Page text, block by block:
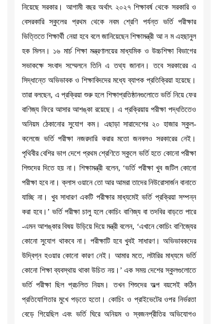
নিয়েছে সরকার। আগামী বছর অর্থাৎ ২০২৭ শিক্ষাবর্ষ থেকে সরকারি ও
বেসরকারি স্কুলের প্রথম থেকে নবম শ্রেণি পর্যন্ত ভর্তি পরীক্ষার
ভিত্তিতে শিক্ষার্থী নেয়া হবে বলে জানিয়েছেন শিক্ষামন্ত্রী আ ন ম এহছানুল
হক মিলন। ১৬ মার্চ শিক্ষা মন্ত্রণালয়ের মাধ্যমিক ও উচ্চশিক্ষা বিভাগের
সভাকক্ষে সংবাদ সম্মেলনে তিনি এ তথ্য জানান। তবে সরকারের এ
সিদ্ধান্তে অভিভাবক ও শিক্ষাবিদদের মধ্যে ব্যাপক প্রতিক্রিয়া হয়েছে।
তারা বলছেন, এ প্রক্রিয়া শুরু হলে শিক্ষাপ্রতিষ্ঠানগুলোতে ভর্তি নিয়ে ফের
বাণিজ্য ফিরে আসার আশঙ্কা রয়েছে। এ প্রক্রিয়ায় পরীক্ষা পদ্ধতিতেও
অনিয়ম ঠেকানোর সুযোগ কম। এছাড়া সারাদেশের ২০ হাজার স্কুল-
কলেজে ভর্তি পরীক্ষা নজরদারি করার মতো জনবলও সরকারের নেই।
পৃথিবীর বেশির ভাগ দেশে প্রথম শ্রেণিতে স্কুলে ভর্তি হতে কোনো পরীক্ষা
শিশুদের দিতে হয় না। শিক্ষামন্ত্রী বলেন, ‘ভর্তি পরীক্ষা খুব জটিল কোনো
পরীক্ষা হবে না। ক্লাস ওয়ানে তো আর আমরা তাদের নিউরোসার্জন বানাতে
যাচ্ছি না। খুব সাধারণ একটি পরীক্ষার মাধ্যমেই ভর্তি প্রক্রিয়া সম্পন্ন
করা হবে।’ ভর্তি পরীক্ষা চালু হলে কোচিং বাণিজ্য বা তদবির বাড়তে পারে
-এমন আশঙ্কার বিষয় উড়িয়ে দিয়ে মন্ত্রী বলেন, ‘এখানে কোচিং বাণিজ্যের
কোনো সুযোগ থাকবে না। পরীক্ষাটি হবে খুবই সাধারণ। অভিভাবকদের
উদ্বিগ্ন হওয়ার কোনো কারণ নেই। আমার মতে, লটারির মাধ্যমে ভর্তি
কোনো শিক্ষা ব্যবস্থায় থাকা উচিত নয়।’ এক সময় দেশের স্কুলগুলোতে
ভর্তি পরীক্ষা ছিল প্রচলিত নিয়ম। তখন শিশুদের অল্প বয়সেই কঠিন
প্রতিযোগিতার মুখে পড়তে হতো। কোচিং ও প্রাইভেটের ওপর নির্ভরতা
বেড়ে গিয়েছিল এবং ভর্তি ঘিরে অনিয়ম ও স্বজনপ্রীতির অভিযোগও